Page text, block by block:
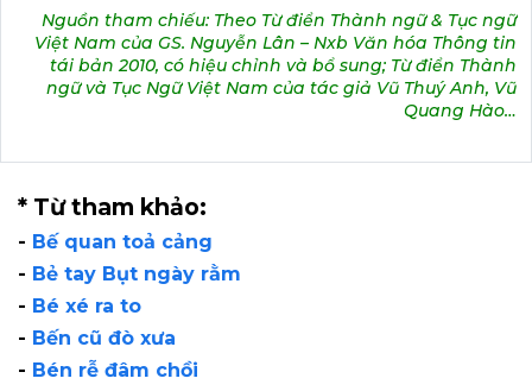
Nguồn tham chiếu: Theo Từ điển Thành ngữ & Tục ngữ
Việt Nam của GS. Nguyễn Lân – Nxb Văn hóa Thông tin
tái bản 2010, có hiệu chỉnh và bổ sung; Từ điển Thành
ngữ và Tục Ngữ Việt Nam của tác giả Vũ Thuý Anh, Vũ
Quang Hào…
* Từ tham khảo:
- Bế quan toả cảng
- Bẻ tay Bụt ngày rằm
- Bé xé ra to
- Bến cũ đò xưa
- Bén rễ đâm chồi